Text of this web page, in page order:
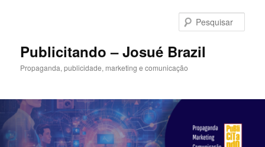
principalPublicitando – Josué Brazil
Propaganda, publicidade, marketing e comunicação